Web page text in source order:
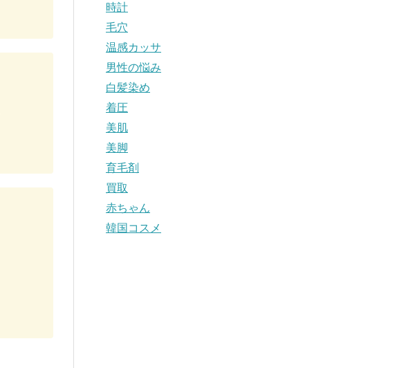
時計
毛穴
温感カッサ
男性の悩み
白髪染め
着圧
美肌
美脚
育毛剤
買取
赤ちゃん
韓国コスメ